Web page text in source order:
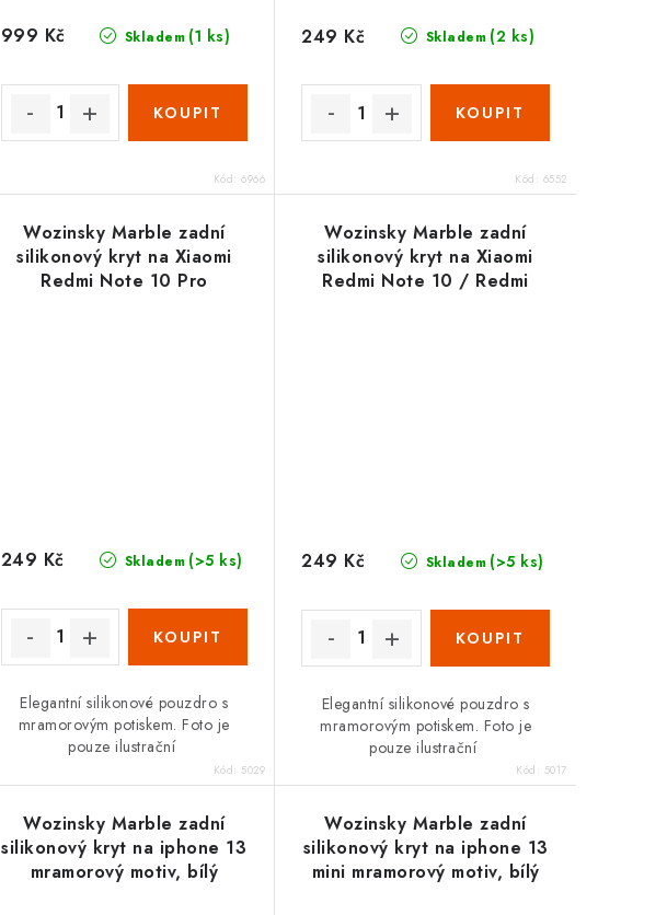
Skladem (1 ks)
999 Kč
Kód:6966
Skladem (2 ks)
249 Kč
Kód: 6552
Wozinsky Marble zadní
silikonový kryt na Xiaomi
Redmi Note 10 Pro
Skladem (>5 ks)
249 Kč
Elegantní silikonové pouzdro s
mramorovým potiskem. Foto je
pouze ilustrační
Kód:5029
Wozinsky Marble zadní
silikonový kryt na Xiaomi
Redmi Note 10 / Redmi
Skladem (>5 ks)
249 Kč
Elegantní silikonové pouzdro s
mramorovým potiskem. Foto je
pouze ilustrační
Kód: 5017
Wozinsky Marble zadní
silikonový kryt na iphone 13
mramorový motiv, bílý
Wozinsky Marble zadní
silikonový kryt na iphone 13
mini mramorový motiv, bílý